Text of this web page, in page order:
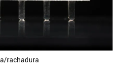
rachadura